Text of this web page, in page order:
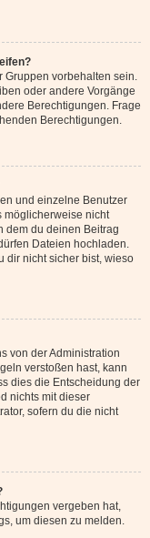
Gruppen vorbehalten sein.
oder andere Vorgänge
Berechtigungen. Frage
Berechtigungen.
und einzelne Benutzer
möglicherweise nicht
dem du deinen Beitrag
Dateien hochladen.
dir nicht sicher bist, wieso
von der Administration
verstoßen hast, kann
dies die Entscheidung der
nichts mit dieser
sofern du die nicht
vergeben hat,
um diesen zu melden.